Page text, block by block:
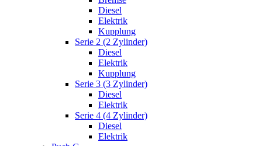
Diesel
Elektrik
Kupplung
Serie 2 (2 Zylinder)
Diesel
Elektrik
Kupplung
Serie 3 (3 Zylinder)
Diesel
Elektrik
Serie 4 (4 Zylinder)
Diesel
Elektrik